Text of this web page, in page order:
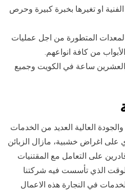
او تغيرها بخبرة كبيرة وحرص
المتطورة من اجل عمليات
من كافة انواعهم.
ساعة في الكويت وجميع
العالية العديد من الخدمات
على اغراض خشبية، مازال الزبائن
على التعامل مع المقتنيات
الذي تأسست فيه شركتنا
في النجارة هذه الاعمال